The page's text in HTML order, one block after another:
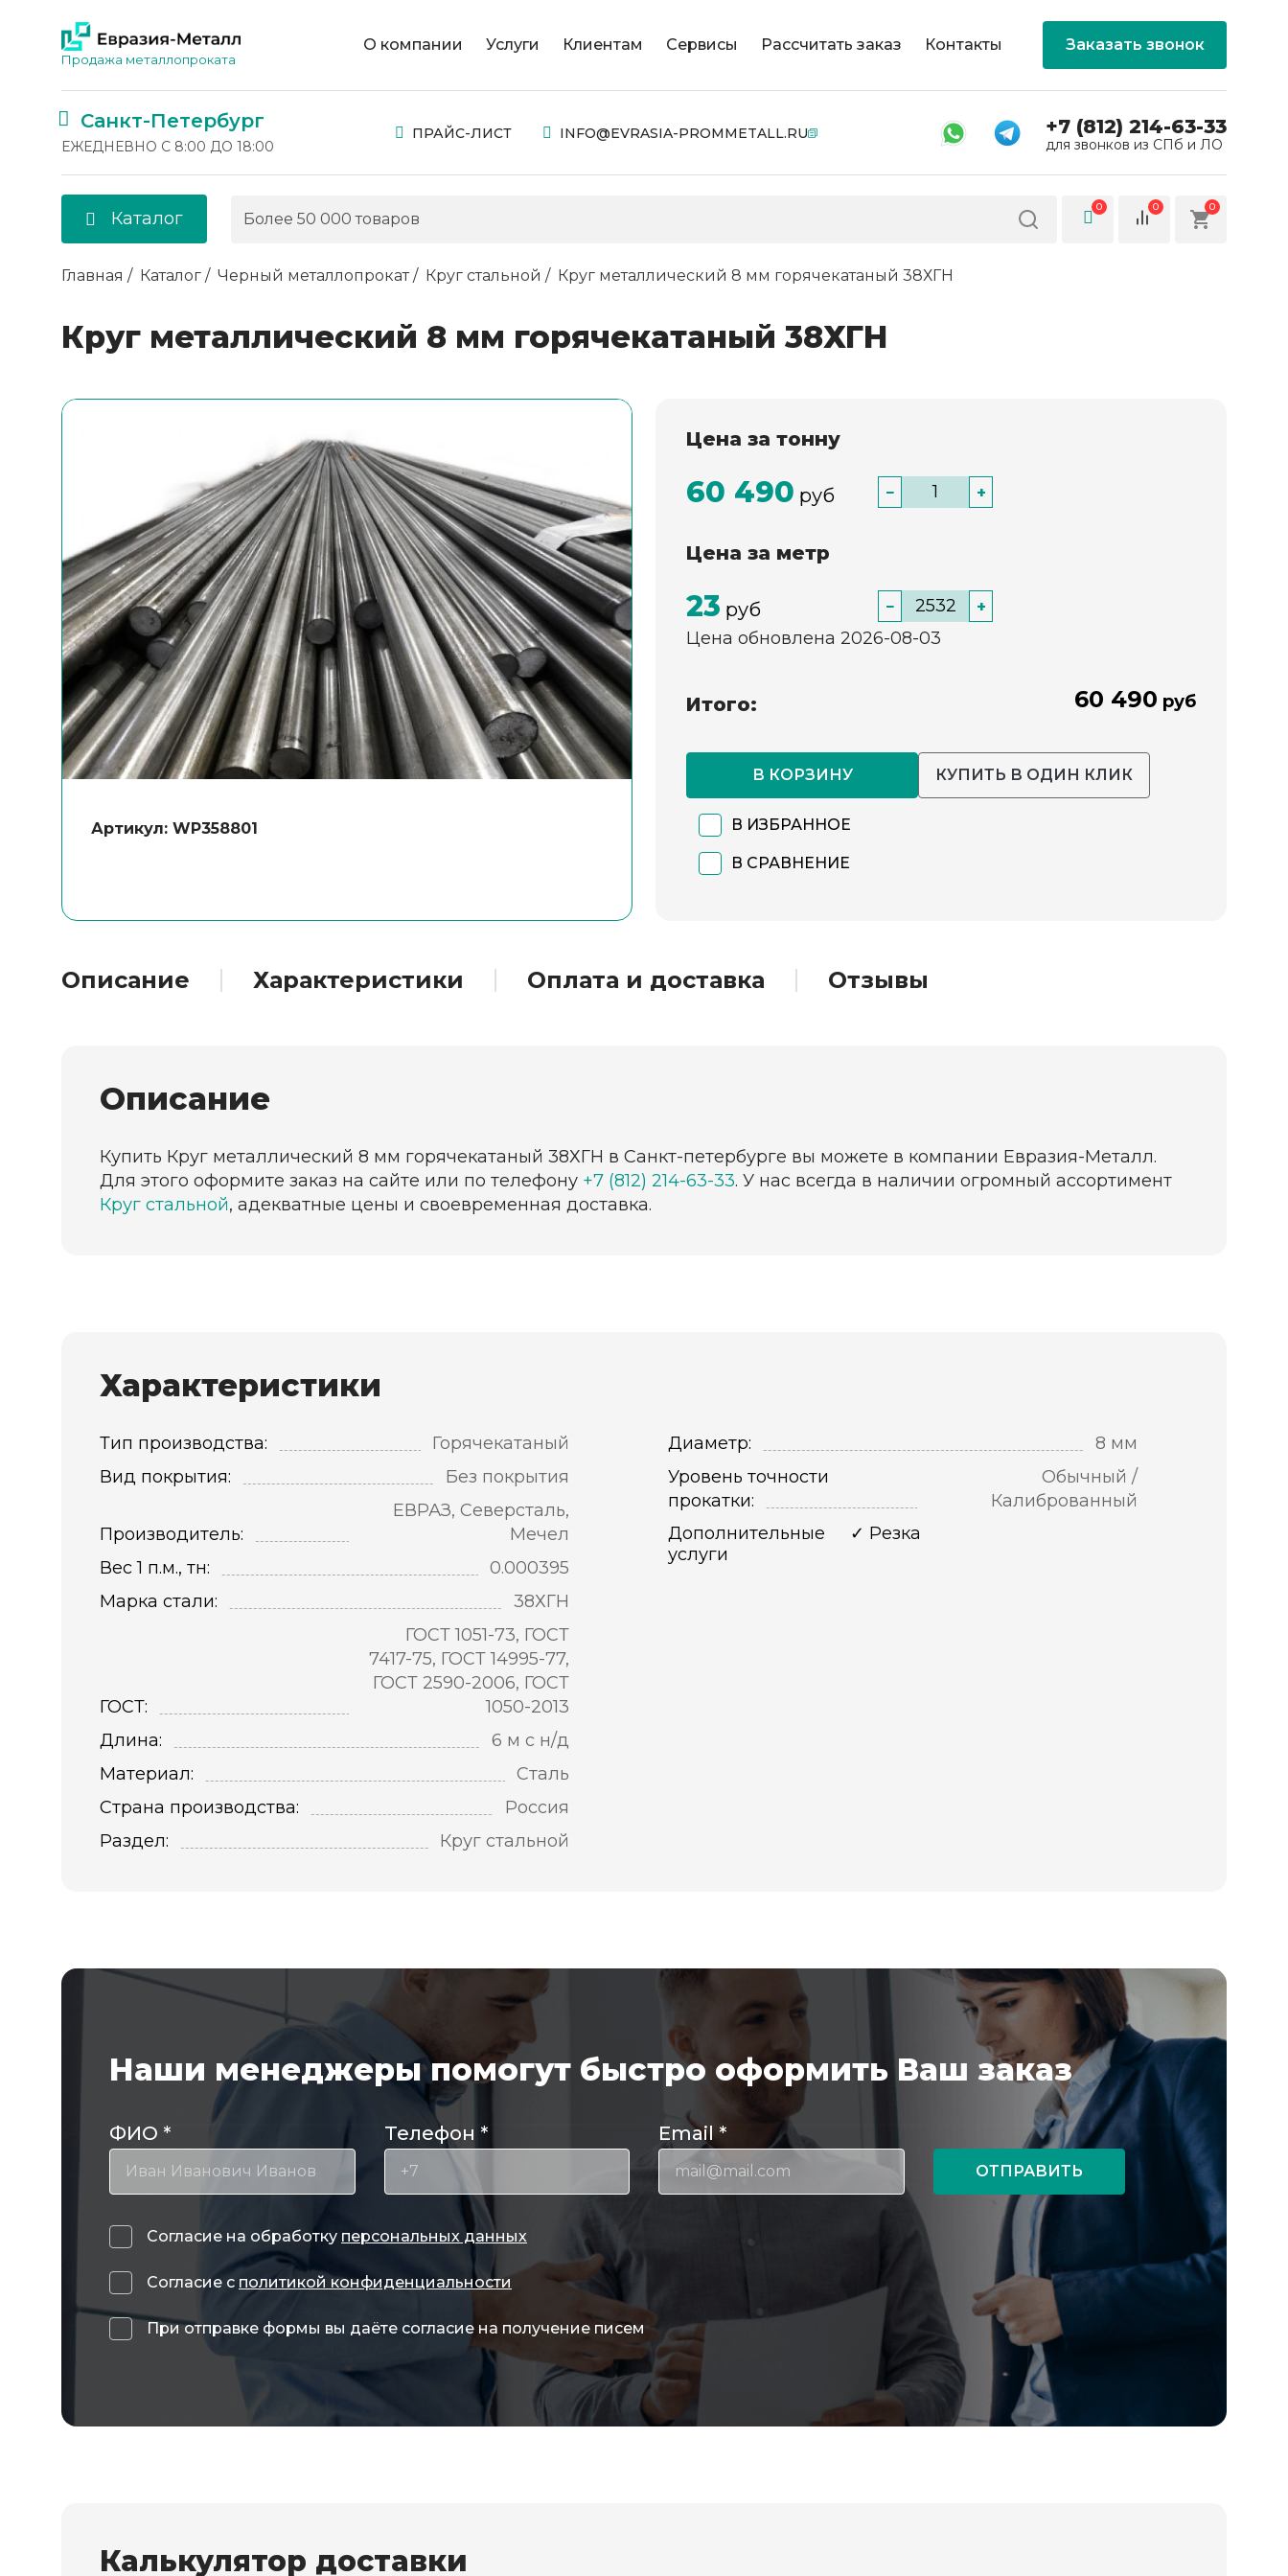
Продажа металлопроката
О компании Услуги Клиентам Сервисы Рассчитать заказ Контакты Заказать звонок
Санкт-Петербург
ЕЖЕДНЕВНО С 8:00 ДО 18:00
ПРАЙС-ЛИСТ INFO@EVRASIA-PROMMETALL.RU +7 (812) 214-63-33
для звонков из СПб и ЛО
Каталог
0 0 0
Главная Каталог Черный металлопрокат Круг стальной Круг металлический 8 мм горячекатаный 38ХГН
Круг металлический 8 мм горячекатаный 38ХГН
Артикул: WP358801
Цена за тонну
60 490 руб − +
Цена за метр
23 руб − +
Цена обновлена 2026-08-03
Итого: 60 490 руб
В КОРЗИНУ КУПИТЬ В ОДИН КЛИК
В ИЗБРАННОЕ
В СРАВНЕНИЕ
Описание Характеристики Оплата и доставка Отзывы
Описание
Купить Круг металлический 8 мм горячекатаный 38ХГН в Санкт-петербурге вы можете в компании Евразия-Металл.
Для этого оформите заказ на сайте или по телефону +7 (812) 214-63-33. У нас всегда в наличии огромный ассортимент
Круг стальной, адекватные цены и своевременная доставка.
Характеристики
Тип производства:
Горячекатаный
Вид покрытия:
Без покрытия
Производитель:
ЕВРАЗ, Северсталь,
Мечел
Вес 1 п.м., тн:
0.000395
Марка стали:
38ХГН
ГОСТ:
ГОСТ 1051-73, ГОСТ
7417-75, ГОСТ 14995-77,
ГОСТ 2590-2006, ГОСТ
1050-2013
Длина:
6 м с н/д
Материал:
Сталь
Страна производства:
Россия
Раздел:
Круг стальной
Диаметр:
8 мм
Уровень точности
прокатки:
Обычный /
Калиброванный
Дополнительные
услуги
Резка
Наши менеджеры помогут быстро оформить Ваш заказ
ФИО * Телефон * Email *
ОТПРАВИТЬ
Согласие на обработку персональных данных
Согласие с политикой конфиденциальности
При отправке формы вы даёте согласие на получение писем
Калькулятор доставки